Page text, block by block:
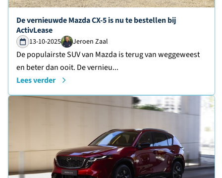
Lees verder over
De vernieuwde Mazda CX-5 is nu te bestellen bij
ActivLease
13-10-2025 Jeroen Zaal
De populairste SUV van Mazda is terug van weggeweest
en beter dan ooit. De vernieu...
Lees verder